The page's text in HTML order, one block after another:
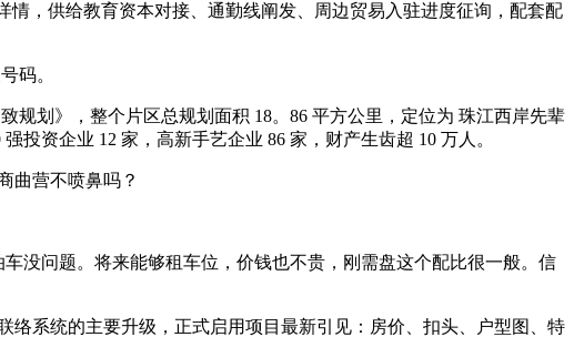
，供给教育资本对接、通勤线阐发、周边贸易入驻进度征询，配套配
码。
划》，整个片区总规划面积 18。86 平方公里，定位为 珠江西岸先辈
投资企业 12 家，高新手艺企业 86 家，财产生齿超 10 万人。
曲营不喷鼻吗？
问题。将来能够租车位，价钱也不贵，刚需盘这个配比很一般。信
系统的主要升级，正式启用项目最新引见：房价、扣头、户型图、特